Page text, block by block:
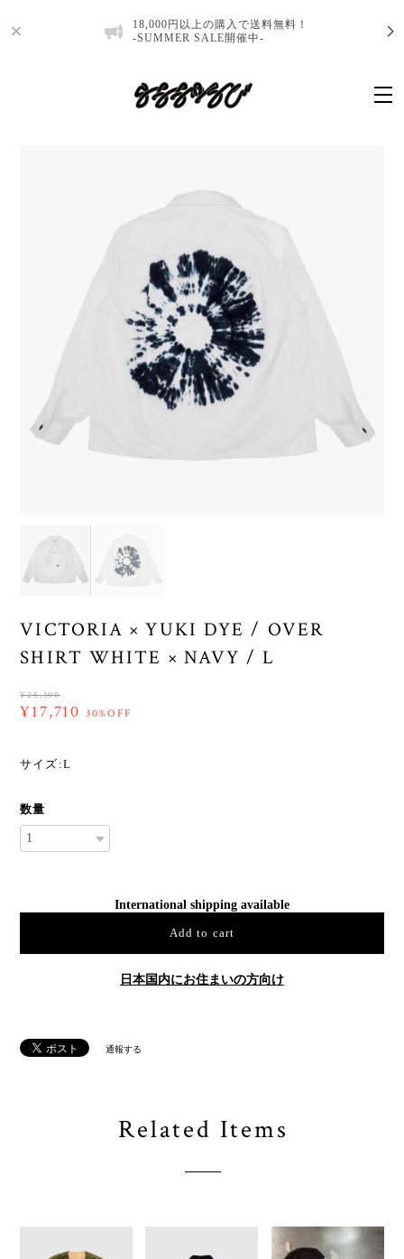
18,000円以上の購入で送料無料！
-SUMMER SALE開催中-
VICTORIA × YUKI DYE / OVER
SHIRT WHITE × NAVY / L
¥25,300
¥17,710 30%OFF
サイズ:L
数量
International shipping available
Add to cart
日本国内にお住まいの方向け
通報する
Related Items